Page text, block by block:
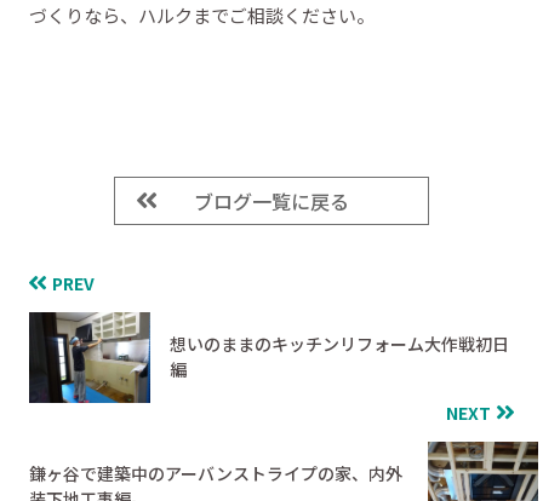
づくりなら、ハルクまでご相談ください。
ブログ一覧に戻る
PREV
想いのままのキッチンリフォーム大作戦初日
編
NEXT
鎌ヶ谷で建築中のアーバンストライプの家、内外